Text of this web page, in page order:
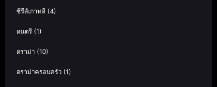
ซีรีส์เกาหลี (4)
ดนตรี (1)
ดราม่า (10)
ดราม่าครอบครัว (1)